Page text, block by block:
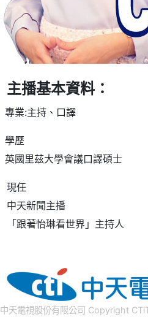
主播基本資料：
專業:主持、口譯
學歷
英國里茲大學會議口譯碩士
現任
中天新聞主播
「跟著怡琳看世界」主持人
中天電視股份有限公司 Copyright